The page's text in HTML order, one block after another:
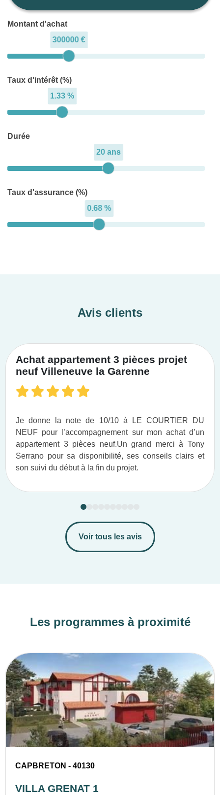
Montant d'achat
300000 €
Taux d'intérêt (%)
1.33 %
Durée
20 ans
Taux d'assurance (%)
0.68 %
Avis clients
Achat appartement 3 pièces projet
neuf Villeneuve la Garenne
Je donne la note de 10/10 à LE COURTIER DU
NEUF pour l’accompagnement sur mon achat d’un
appartement 3 pièces neuf.​ Un grand merci à Tony
Serrano pour sa disponibilité, ses conseils clairs et
son suivi du début à la fin du projet.​
Voir tous les avis
Les programmes à proximité
CAPBRETON - 40130
VILLA GRENAT 1